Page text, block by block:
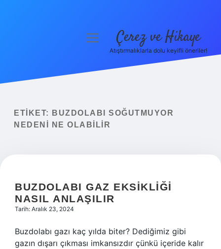
Yasal Uyarı
menüyü Çerez ve Hikaye
Atıştırmalıklarla dolu keyifli öneriler!
ETIKET:
BUZDOLABI SOĞUTMUYOR
NEDENI NE OLABILIR
BUZDOLABI GAZ EKSIKLIĞI
NASIL ANLAŞILIR
Tarih: Aralık 23, 2024
Buzdolabı gazı kaç yılda biter? Dediğimiz gibi
gazın dışarı çıkması imkansızdır çünkü içeride kalır